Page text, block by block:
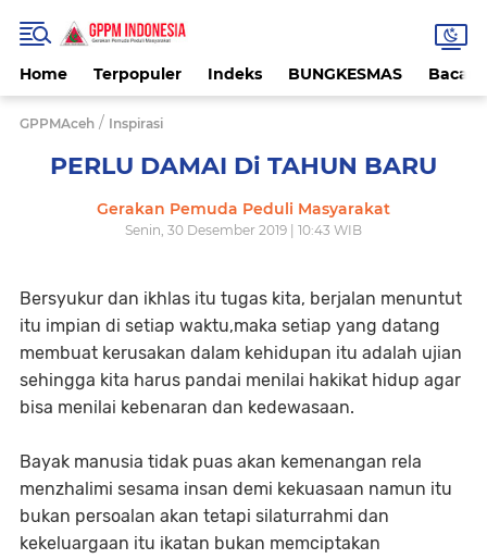
Home Terpopuler Indeks BUNGKESMAS
GPPMAceh / Inspirasi
PERLU DAMAI Di TAHUN BARU
Gerakan Pemuda Peduli Masyarakat
Senin, 30 Desember 2019 | 10:43 WIB
Bersyukur dan ikhlas itu tugas kita, berjalan menuntut
itu impian di setiap waktu,maka setiap yang datang
membuat kerusakan dalam kehidupan itu adalah ujian
sehingga kita harus pandai menilai hakikat hidup agar
bisa menilai kebenaran dan kedewasaan.
Bayak manusia tidak puas akan kemenangan rela
menzhalimi sesama insan demi kekuasaan namun itu
bukan persoalan akan tetapi silaturrahmi dan
kekeluargaan itu ikatan bukan memciptakan